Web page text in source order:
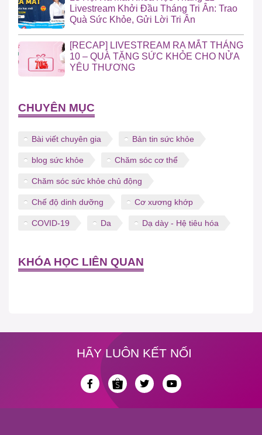
Livestream Khởi Đầu Tháng Tri Ân: Trao
Quà Sức Khỏe, Gửi Lời Tri Ân
[RECAP] LIVESTREAM RA MẮT THÁNG
10 – QUÀ TẶNG SỨC KHỎE CHO NỬA
YÊU THƯƠNG
CHUYÊN MỤC
Bài viết chuyên gia Bản tin sức khỏe
blog sức khỏe Chăm sóc cơ thể
Chăm sóc sức khỏe chủ động
Chế độ dinh dưỡng Cơ xương khớp
COVID-19 Da Dạ dày - Hệ tiêu hóa
KHÓA HỌC LIÊN QUAN
HÃY LUÔN KẾT NỐI